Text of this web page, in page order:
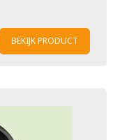
BEKIJK PRODUCT